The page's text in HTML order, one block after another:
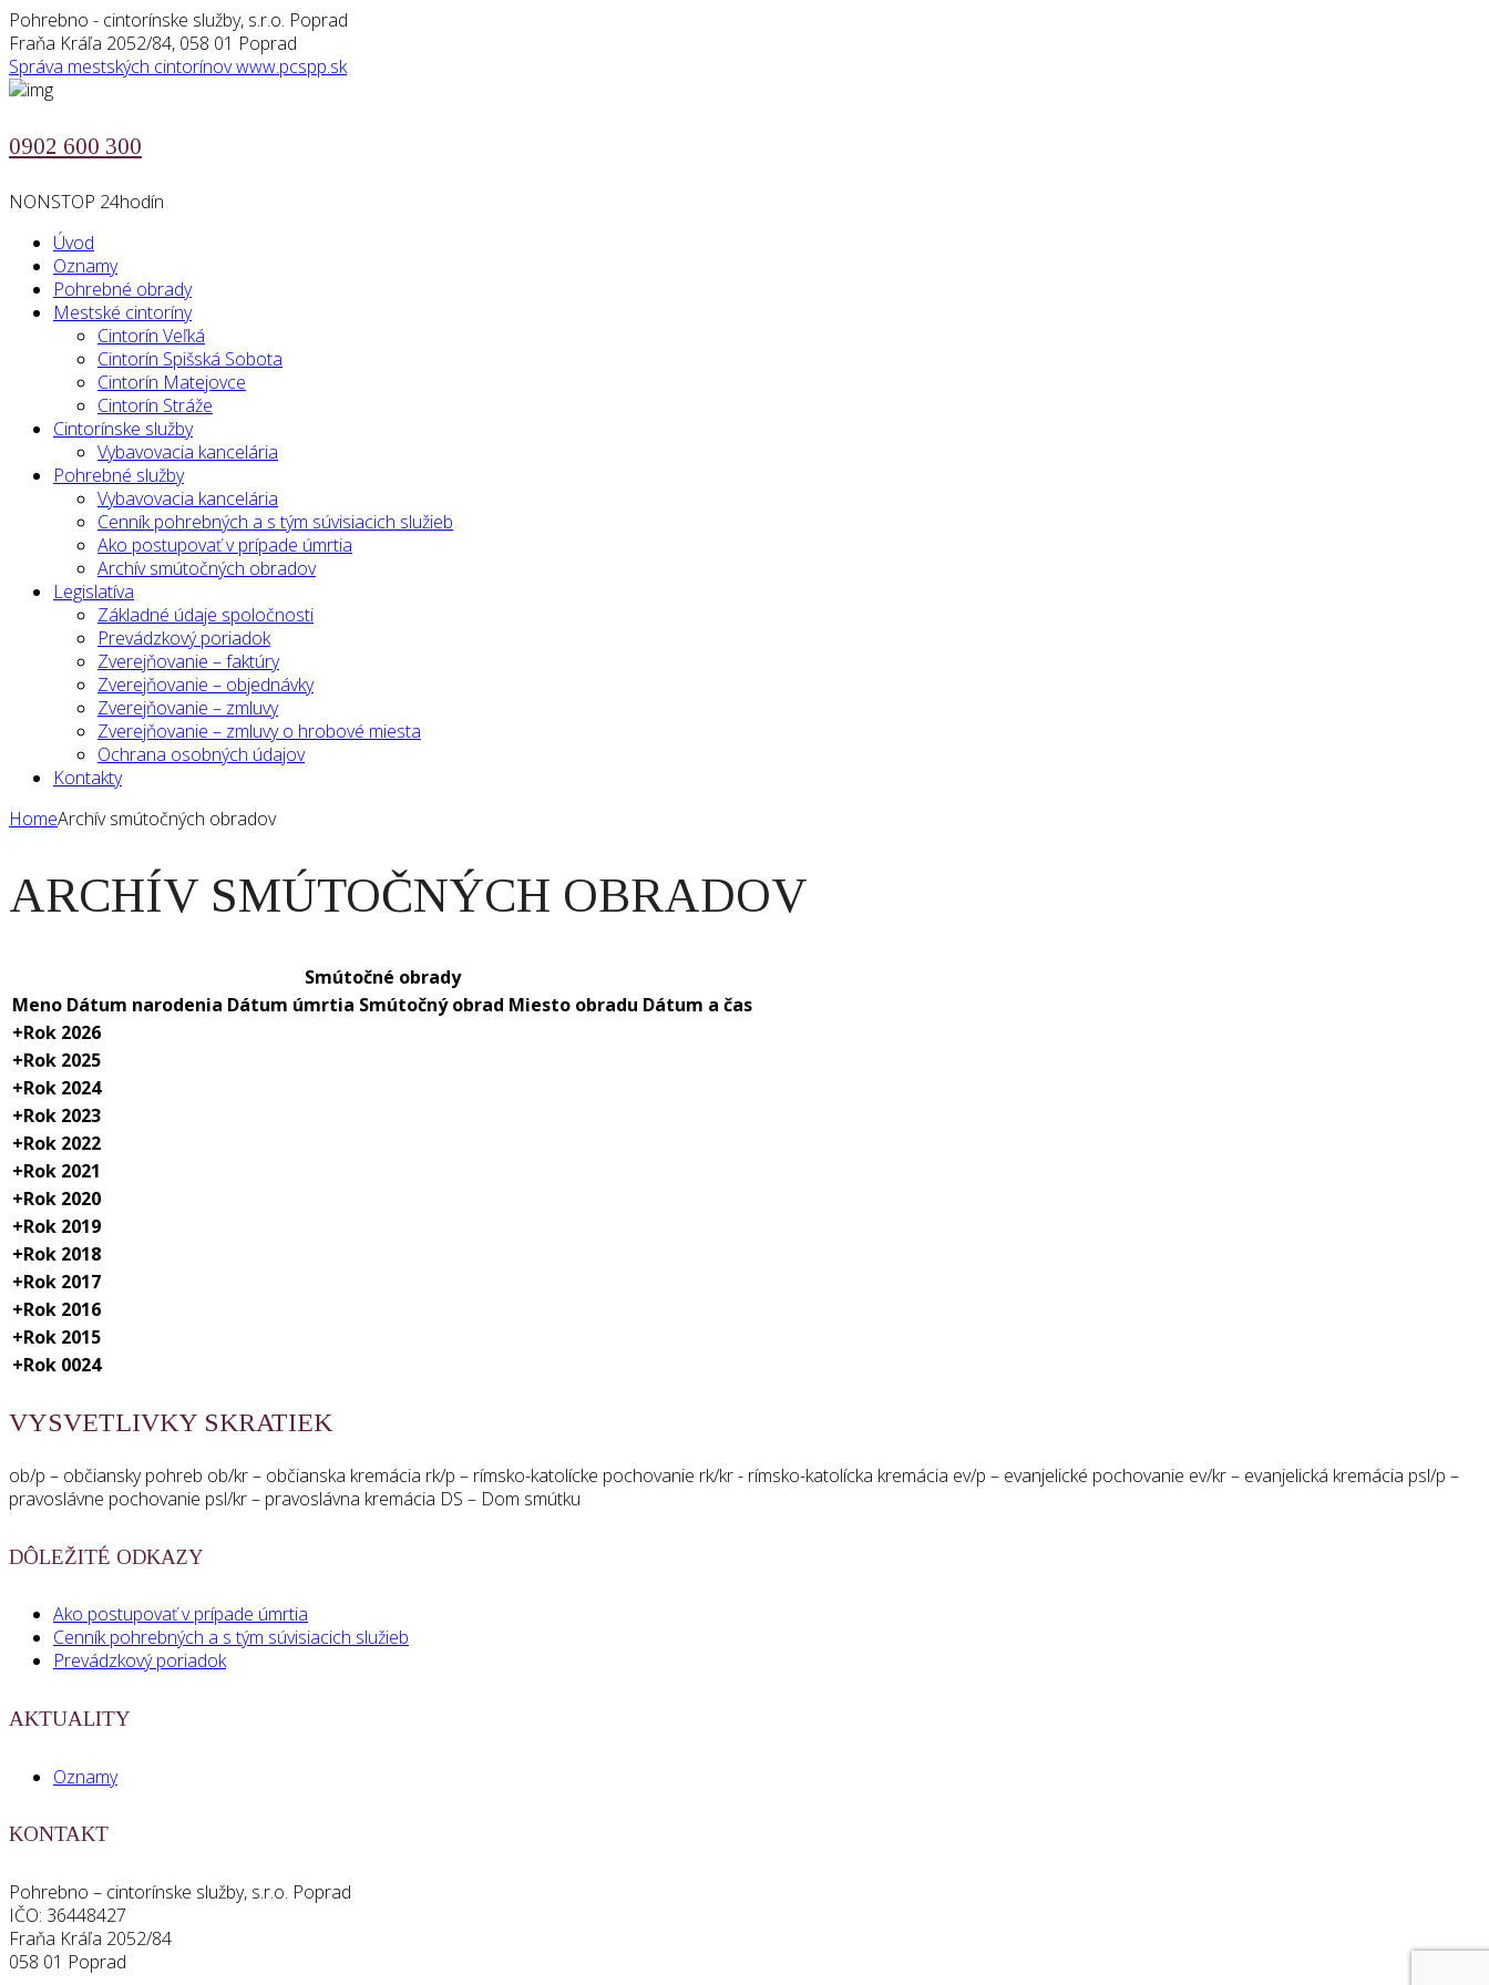
Pohrebno - cintorínske služby, s.r.o. Poprad
Fraňa Kráľa 2052/84, 058 01 Poprad
Správa mestských cintorínovwww.pcspp.sk
0902 600 300
NONSTOP 24hodín
Úvod
Oznamy
Pohrebné obrady
Mestské cintoríny
Cintorín Veľká
Cintorín Spišská Sobota
Cintorín Matejovce
Cintorín Stráže
Cintorínske služby
Vybavovacia kancelária
Pohrebné služby
Vybavovacia kancelária
Cenník pohrebných a s tým súvisiacich služieb
Ako postupovať v prípade úmrtia
Archív smútočných obradov
Legislatíva
Základné údaje spoločnosti
Prevádzkový poriadok
Zverejňovanie – faktúry
Zverejňovanie – objednávky
Zverejňovanie – zmluvy
Zverejňovanie – zmluvy o hrobové miesta
Ochrana osobných údajov
Kontakty
HomeArchív smútočných obradov
ARCHÍV SMÚTOČNÝCH OBRADOV
Smútočné obrady
Meno Dátum narodenia Dátum úmrtia Smútočný obrad Miesto obradu Dátum a čas
+Rok 2026
+Rok 2025
+Rok 2024
+Rok 2023
+Rok 2022
+Rok 2021
+Rok 2020
+Rok 2019
+Rok 2018
+Rok 2017
+Rok 2016
+Rok 2015
+Rok 0024
VYSVETLIVKY SKRATIEK
ob/p – občiansky pohreb ob/kr – občianska kremácia rk/p – rímsko-katolícke pochovanie rk/kr - rímsko-katolícka kremácia ev/p – evanjelické pochovanie ev/kr – evanjelická kremácia psl/p –
pravoslávne pochovanie psl/kr – pravoslávna kremácia DS – Dom smútku
DÔLEŽITÉ ODKAZY
Ako postupovať v prípade úmrtia
Cenník pohrebných a s tým súvisiacich služieb
Prevádzkový poriadok
AKTUALITY
Oznamy
KONTAKT
Pohrebno – cintorínske služby, s.r.o. Poprad
IČO: 36448427
Fraňa Kráľa 2052/84
058 01 Poprad